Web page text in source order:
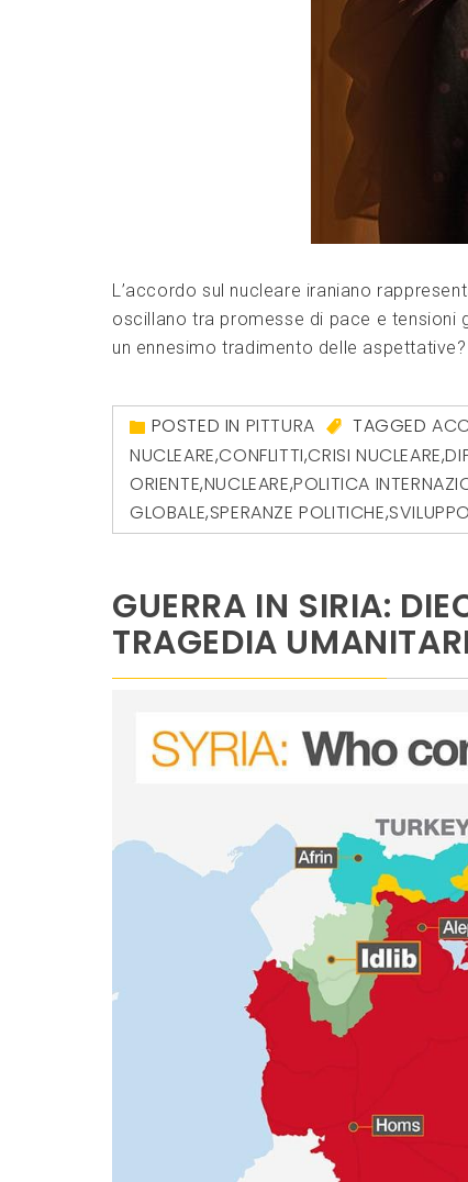
L’accordo sul nucleare iraniano
oscillano tra promesse di pace e tensioni
un ennesimo tradimento delle aspettative?
POSTED IN PITTURA TAGGED
NUCLEARE,CONFLITTI,CRISI NUCLEARE,
ORIENTE,NUCLEARE,POLITICA
GLOBALE,SPERANZE POLITICHE,
GUERRA IN SIRIA:
TRAGEDIA